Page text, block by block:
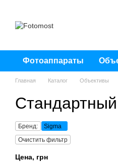
Фотоаппараты
Главная Каталог Объективы
Бренд:
Sigma
Очистить фильтр
Цена, грн